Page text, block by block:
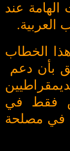
الهامة عند
العربية.
هذا الخطاب
بأن دعم
فقط في
في مصلحة